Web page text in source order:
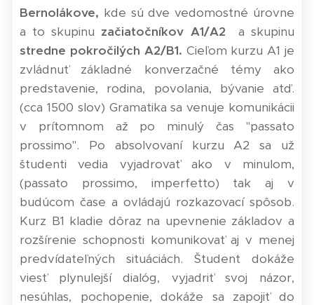
Bernolákove, kde sú dve vedomostné úrovne
a to skupinu začiatočníkov A1/A2 a skupinu
stredne pokročilých A2/B1. Cieľom kurzu A1 je
zvládnuť základné konverzačné témy ako
predstavenie, rodina, povolania, bývanie atď.
(cca 1500 slov) Gramatika sa venuje komunikácii
v prítomnom až po minulý čas "passato
prossimo". Po absolvovaní kurzu A2 sa už
študenti vedia vyjadrovať ako v minulom,
(passato prossimo, imperfetto) tak aj v
budúcom čase a ovládajú rozkazovací spôsob.
Kurz B1 kladie dôraz na upevnenie základov a
rozšírenie schopnosti komunikovať aj v menej
predvídateľných situáciách. Študent dokáže
viesť plynulejší dialóg, vyjadriť svoj názor,
nesúhlas, pochopenie, dokáže sa zapojiť do